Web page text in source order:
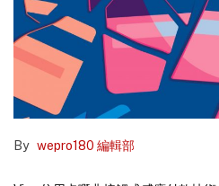
By wepro180 編輯部